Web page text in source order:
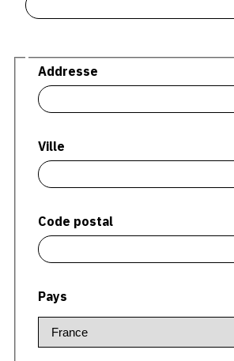
À PROPOS
CGU
CGV
Adresse
Addresse
Ville
Code postal
Pays